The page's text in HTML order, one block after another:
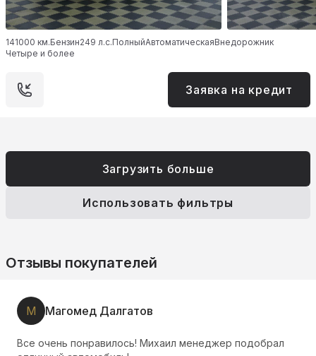
141000 км.Бензин249 л.с.ПолныйАвтоматическаяВнедорожник
Четыре и более
Заявка на кредит
Загрузить больше
Использовать фильтры
Отзывы покупателей
М Магомед Далгатов
Все очень понравилось! Михаил менеджер подобрал